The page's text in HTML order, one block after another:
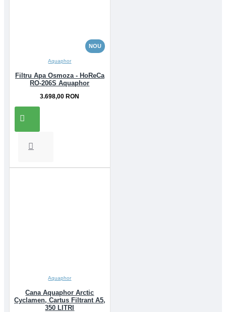
NOU
Aquaphor
Filtru Apa Osmoza - HoReCa
RO-206S Aquaphor
3.698,00 RON
Aquaphor
Cana Aquaphor Arctic
Cyclamen, Cartus Filtrant A5,
350 LITRI